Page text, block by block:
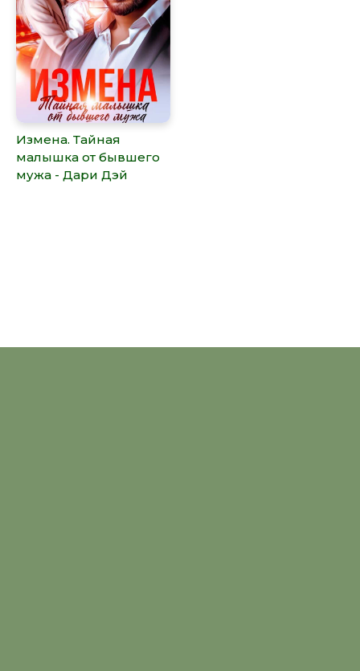
Измена. Тайная
малышка от бывшего
мужа - Дари Дэй